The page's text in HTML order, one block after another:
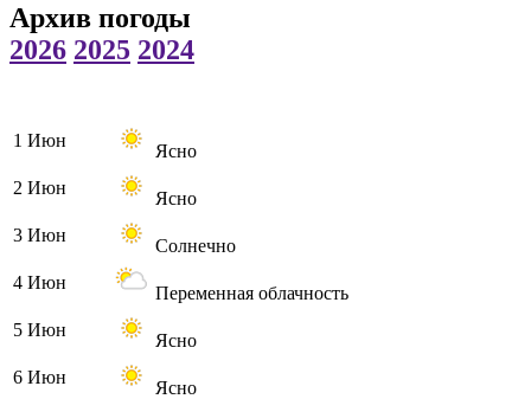
Архив погоды
2026 2025 2024
1 Июн
Ясно
2 Июн
Ясно
3 Июн
Солнечно
4 Июн
Переменная облачность
5 Июн
Ясно
6 Июн
Ясно